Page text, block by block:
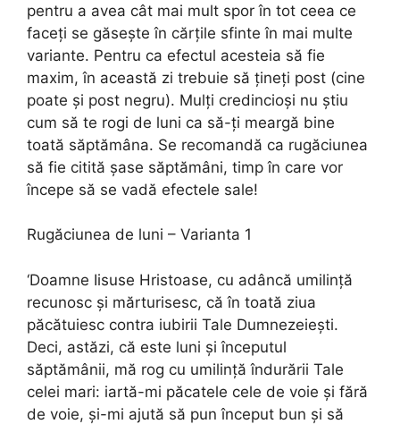
pentru a avea cât mai mult spor în tot ceea ce
faceți se găsește în cărțile sfinte în mai multe
variante. Pentru ca efectul acesteia să fie
maxim, în această zi trebuie să țineți post (cine
poate și post negru). Mulți credincioși nu știu
cum să te rogi de luni ca să-ți meargă bine
toată săptămâna. Se recomandă ca rugăciunea
să fie citită șase săptămâni, timp în care vor
începe să se vadă efectele sale!
Rugăciunea de luni – Varianta 1
‘Doamne Iisuse Hristoase, cu adâncă umilinţă
recunosc şi mărturisesc, că în toată ziua
păcătuiesc contra iubirii Tale Dumnezeieşti.
Deci, astăzi, că este luni şi începutul
săptămânii, mă rog cu umilinţă îndurării Tale
celei mari: iartă-mi păcatele cele de voie şi fără
de voie, şi-mi ajută să pun început bun şi să